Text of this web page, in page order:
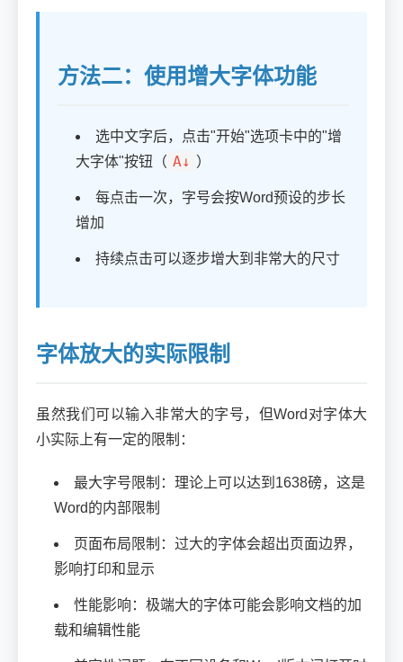
方法二：使用增大字体功能
选中文字后，点击"开始"选项卡中的"增
大字体"按钮（ A↓ ）
每点击一次，字号会按Word预设的步长
增加
持续点击可以逐步增大到非常大的尺寸
字体放大的实际限制
虽然我们可以输入非常大的字号，但Word对字体大
小实际上有一定的限制：
最大字号限制：理论上可以达到1638磅，这是
Word的内部限制
页面布局限制：过大的字体会超出页面边界，
影响打印和显示
性能影响：极端大的字体可能会影响文档的加
载和编辑性能